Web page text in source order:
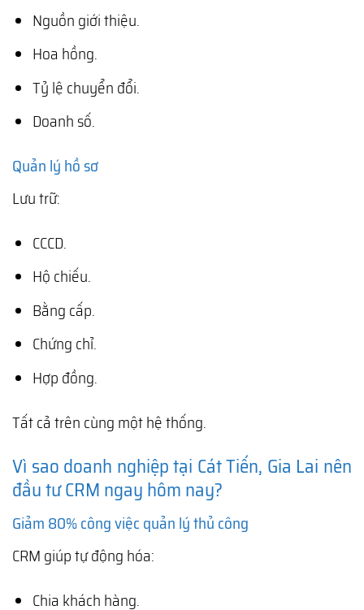
Nguồn giới thiệu.
Hoa hồng.
Tỷ lệ chuyển đổi.
Doanh số.
Quản lý hồ sơ
Lưu trữ:
CCCD.
Hộ chiếu.
Bằng cấp.
Chứng chỉ.
Hợp đồng.
Tất cả trên cùng một hệ thống.
Vì sao doanh nghiệp tại Cát Tiến, Gia Lai nên
đầu tư CRM ngay hôm nay?
Giảm 80% công việc quản lý thủ công
CRM giúp tự động hóa:
Chia khách hàng.